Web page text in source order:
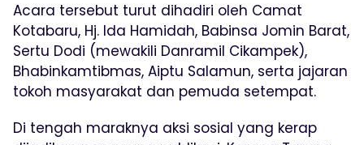
Acara tersebut turut dihadiri oleh Camat
Kotabaru, Hj. Ida Hamidah, Babinsa Jomin Barat,
Sertu Dodi (mewakili Danramil Cikampek),
Bhabinkamtibmas, Aiptu Salamun, serta jajaran
tokoh masyarakat dan pemuda setempat.
Di tengah maraknya aksi sosial yang kerap